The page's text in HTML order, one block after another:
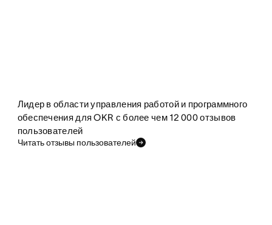
Лидер в области управления работой и программного
обеспечения для OKR с более чем 12 000 отзывов
пользователей
Читать отзывы пользователей